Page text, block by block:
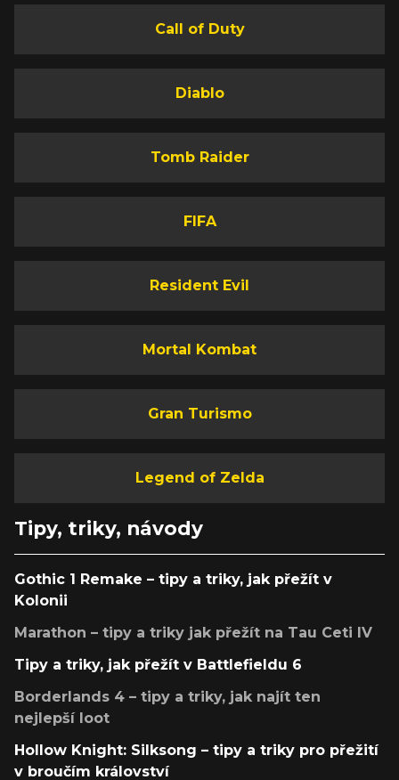
Call of Duty
Diablo
Tomb Raider
FIFA
Resident Evil
Mortal Kombat
Gran Turismo
Legend of Zelda
Tipy, triky, návody
Gothic 1 Remake – tipy a triky, jak přežít v
Kolonii
Marathon – tipy a triky jak přežít na Tau Ceti IV
Tipy a triky, jak přežít v Battlefieldu 6
Borderlands 4 – tipy a triky, jak najít ten
nejlepší loot
Hollow Knight: Silksong – tipy a triky pro přežití
v broučím království